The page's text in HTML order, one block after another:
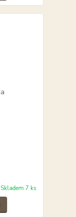
Skladem 7 ks